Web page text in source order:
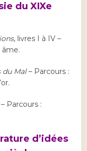
du XIXe
, livres I à IV –
âme.
du Mal– Parcours :
Parcours :
d’idées